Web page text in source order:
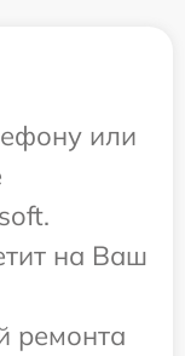
или
на Ваш
ремонта